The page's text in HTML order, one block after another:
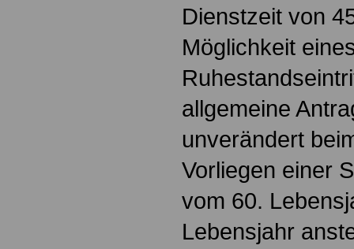
Dienstzeit von
Möglichkeit
allgemeine
unverändert
Vorliegen einer
vom 60.
Lebensjahr